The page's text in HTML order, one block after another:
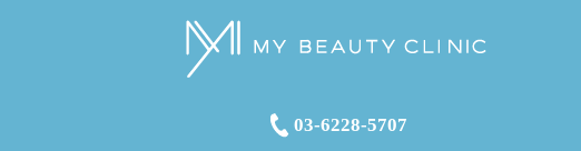
03-6228-5707